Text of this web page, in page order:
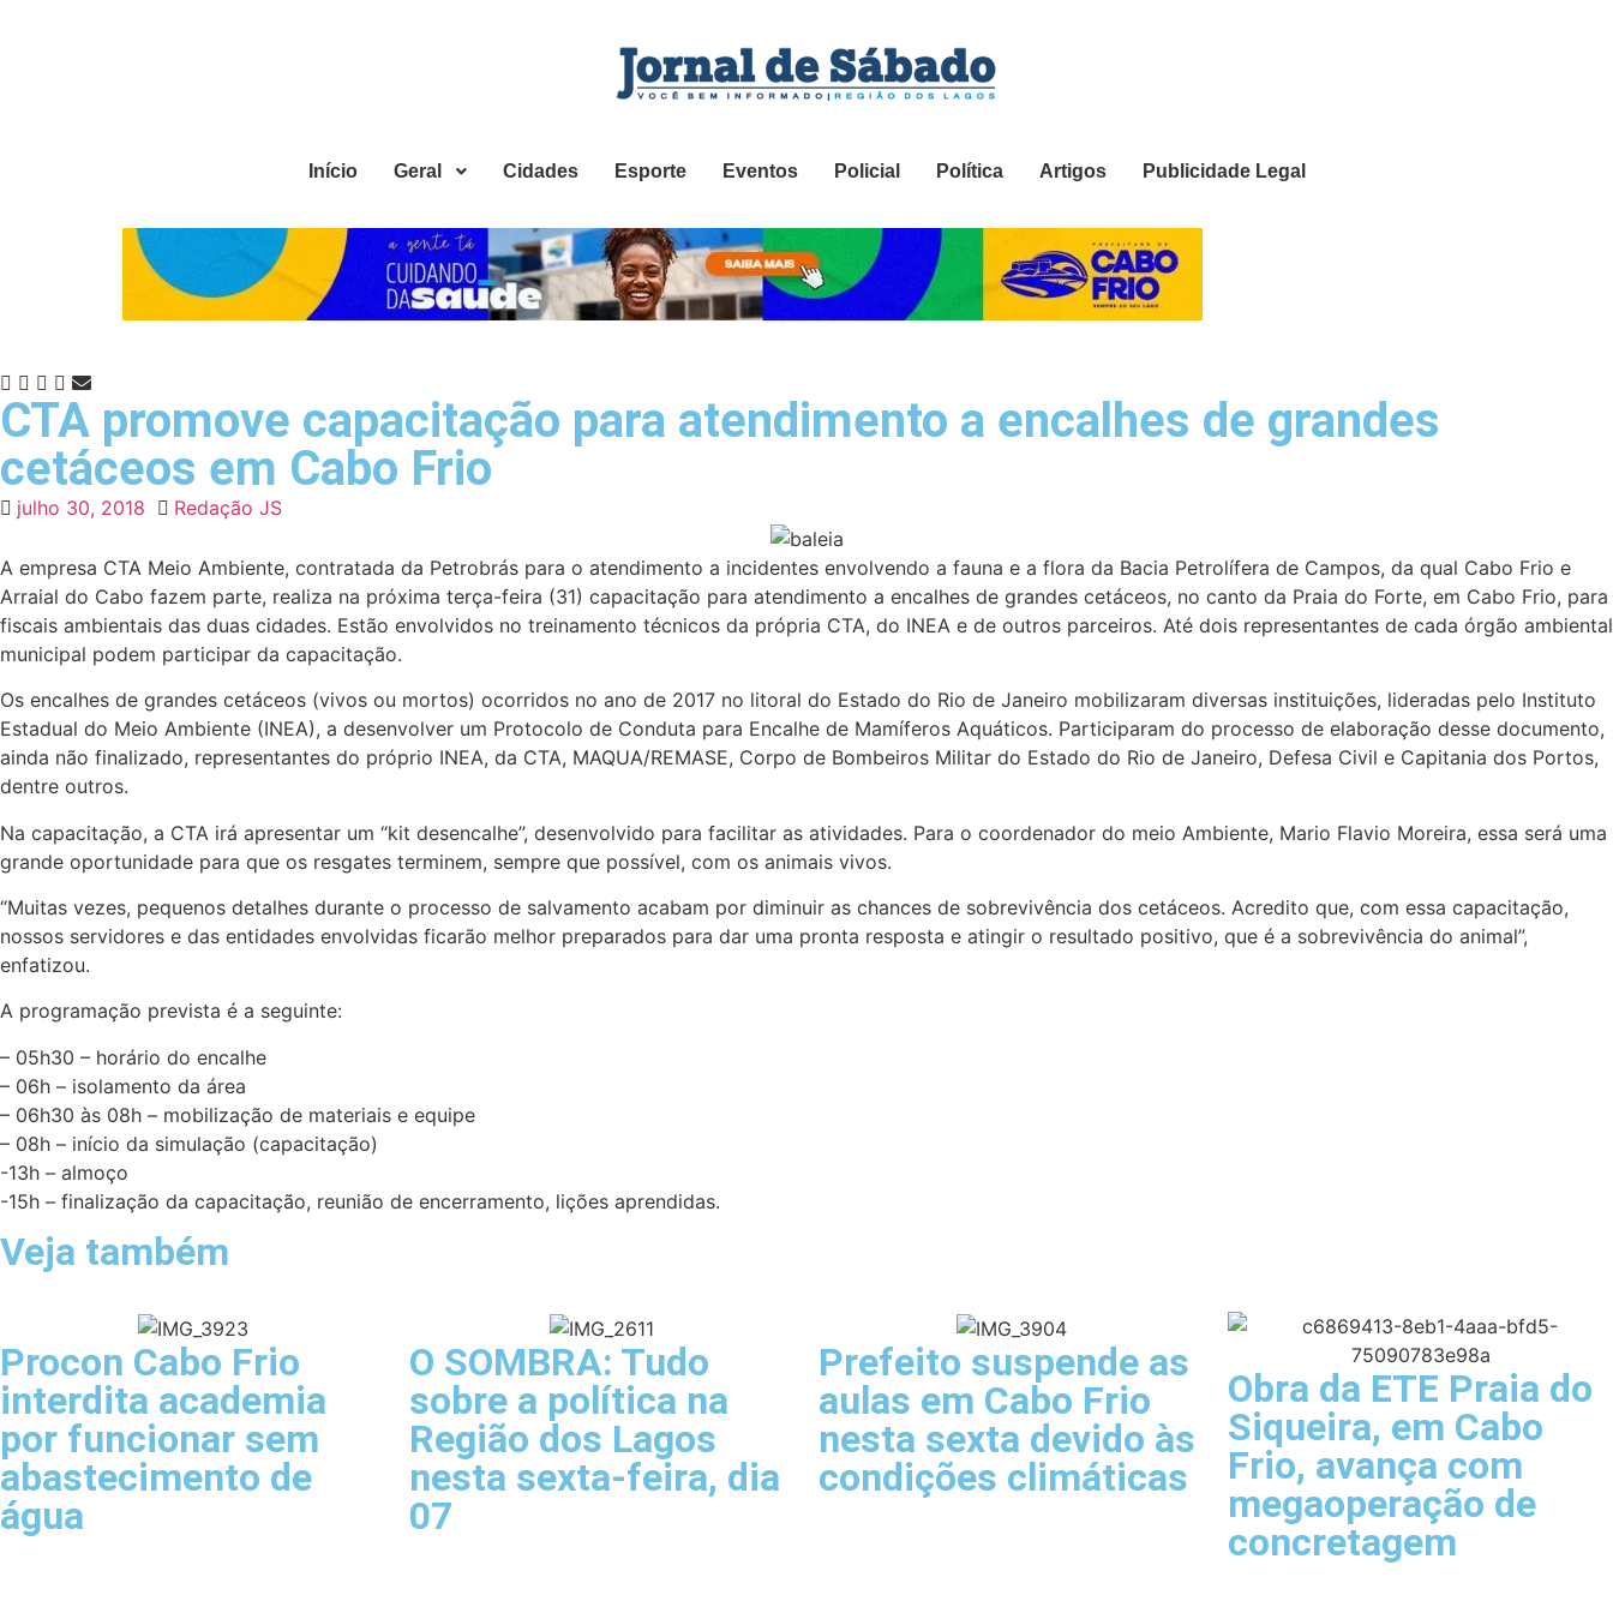
Início Geral Cidades Esporte Eventos Policial Política Artigos Publicidade Legal
CTA promove capacitação para atendimento a encalhes de grandes
cetáceos em Cabo Frio
julho 30, 2018 Redação JS
A empresa CTA Meio Ambiente, contratada da Petrobrás para o atendimento a incidentes envolvendo a fauna e a flora da Bacia Petrolífera de Campos, da qual Cabo Frio e
Arraial do Cabo fazem parte, realiza na próxima terça-feira (31) capacitação para atendimento a encalhes de grandes cetáceos, no canto da Praia do Forte, em Cabo Frio, para
fiscais ambientais das duas cidades. Estão envolvidos no treinamento técnicos da própria CTA, do INEA e de outros parceiros. Até dois representantes de cada órgão ambiental
municipal podem participar da capacitação.
Os encalhes de grandes cetáceos (vivos ou mortos) ocorridos no ano de 2017 no litoral do Estado do Rio de Janeiro mobilizaram diversas instituições, lideradas pelo Instituto
Estadual do Meio Ambiente (INEA), a desenvolver um Protocolo de Conduta para Encalhe de Mamíferos Aquáticos. Participaram do processo de elaboração desse documento,
ainda não finalizado, representantes do próprio INEA, da CTA, MAQUA/REMASE, Corpo de Bombeiros Militar do Estado do Rio de Janeiro, Defesa Civil e Capitania dos Portos,
dentre outros.
Na capacitação, a CTA irá apresentar um “kit desencalhe”, desenvolvido para facilitar as atividades. Para o coordenador do meio Ambiente, Mario Flavio Moreira, essa será uma
grande oportunidade para que os resgates terminem, sempre que possível, com os animais vivos.
“Muitas vezes, pequenos detalhes durante o processo de salvamento acabam por diminuir as chances de sobrevivência dos cetáceos. Acredito que, com essa capacitação,
nossos servidores e das entidades envolvidas ficarão melhor preparados para dar uma pronta resposta e atingir o resultado positivo, que é a sobrevivência do animal”,
enfatizou.
A programação prevista é a seguinte:
– 05h30 – horário do encalhe
– 06h – isolamento da área
– 06h30 às 08h – mobilização de materiais e equipe
– 08h – início da simulação (capacitação)
-13h – almoço
-15h – finalização da capacitação, reunião de encerramento, lições aprendidas.
Veja também
Procon Cabo Frio
interdita academia
por funcionar sem
abastecimento de
água
O SOMBRA: Tudo
sobre a política na
Região dos Lagos
nesta sexta-feira, dia
07
Prefeito suspende as
aulas em Cabo Frio
nesta sexta devido às
condições climáticas
Obra da ETE Praia do
Siqueira, em Cabo
Frio, avança com
megaoperação de
concretagem